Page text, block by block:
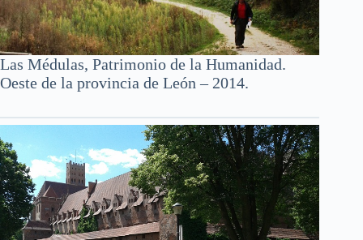
Las Médulas, Patrimonio de la Humanidad.
Oeste de la provincia de León – 2014.